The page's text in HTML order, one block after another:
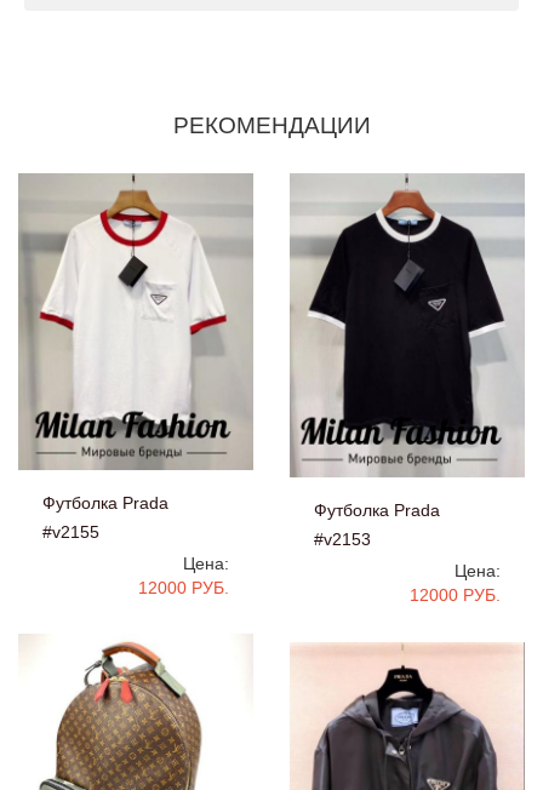
РЕКОМЕНДАЦИИ
Футболка Prada
#v2155
Цена:
12000 РУБ.
Футболка Prada
#v2153
Цена:
12000 РУБ.